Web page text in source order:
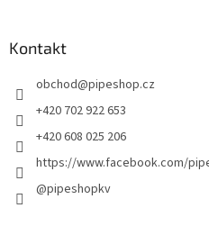
Kontakt
obchod@pipeshop.cz
+420 702 922 653
+420 608 025 206
https://www.facebook.com/
@pipeshopkv